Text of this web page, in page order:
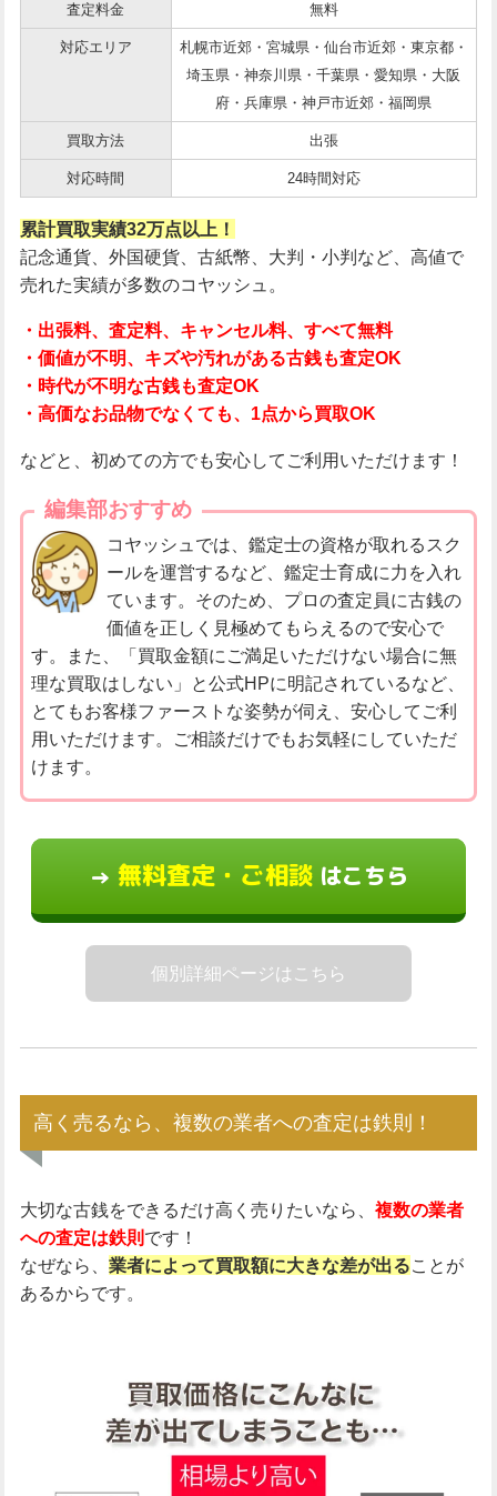
査定料金 無料
対応エリア
札幌市近郊・宮城県・仙台市近郊・東京都・
埼玉県・神奈川県・千葉県・愛知県・大阪
府・兵庫県・神戸市近郊・福岡県
買取方法 出張
対応時間 24時間対応
累計買取実績32万点以上！
記念通貨、外国硬貨、古紙幣、大判・小判など、高値で
売れた実績が多数のコヤッシュ。
・出張料、査定料、キャンセル料、すべて無料
・価値が不明、キズや汚れがある古銭も査定OK
・時代が不明な古銭も査定OK
・高価なお品物でなくても、1点から買取OK
などと、初めての方でも安心してご利用いただけます！
編集部おすすめ
コヤッシュでは、鑑定士の資格が取れるスク
ールを運営するなど、鑑定士育成に力を入れ
ています。そのため、プロの査定員に古銭の
価値を正しく見極めてもらえるので安心で
す。また、「買取金額にご満足いただけない場合に無
理な買取はしない」と公式HPに明記されているなど、
とてもお客様ファーストな姿勢が伺え、安心してご利
用いただけます。ご相談だけでもお気軽にしていただ
けます。
→ 無料査定・ご相談はこちら
個別詳細ページはこちら
高く売るなら、複数の業者への査定は鉄則！
大切な古銭をできるだけ高く売りたいなら、 複数の業者
への査定は鉄則 です！
なぜなら、 業者によって買取額に大きな差が出ることが
あるからです。